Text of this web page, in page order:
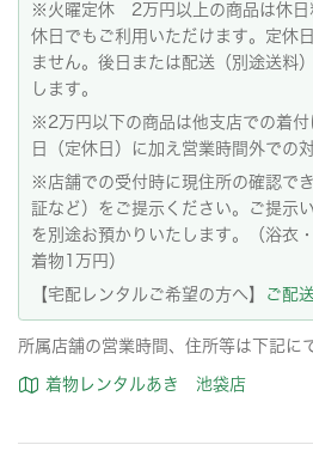
※火曜定休 2万円以上の商品は休
休日でもご利用いただけます。定休
ません。後日または配送（別途送料
します。
※2万円以下の商品は他支店での着付
日（定休日）に加え営業時間外での
※店舗での受付時に現住所の確認で
証など）をご提示ください。ご提示
を別途お預かりいたします。（浴衣
着物1万円）
【宅配レンタルご希望の方へ】
ご配
所属店舗の営業時間、住所等は下記に
着物レンタルあき 池袋店